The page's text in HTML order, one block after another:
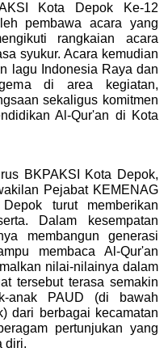
Kota Depok Ke-12
pembawa acara yang
rangkaian acara
syukur. Acara kemudian
lagu Indonesia Raya dan
di area kegiatan,
sekaligus komitmen
Al-Qur'an di Kota
BKPAKSI Kota Depok,
Pejabat KEMENAG
turut memberikan
Dalam kesempatan
membangun generasi
membaca Al-Qur'an
nilai-nilainya dalam
tersebut terasa semakin
anak PAUD (di bawah
dari berbagai kecamatan
pertunjukan yang
diri.